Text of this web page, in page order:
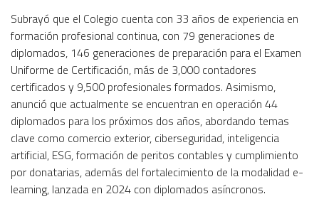
Subrayó que el Colegio cuenta con 33 años de experiencia en
formación profesional continua, con 79 generaciones de
diplomados, 146 generaciones de preparación para el Examen
Uniforme de Certificación, más de 3,000 contadores
certificados y 9,500 profesionales formados. Asimismo,
anunció que actualmente se encuentran en operación 44
diplomados para los próximos dos años, abordando temas
clave como comercio exterior, ciberseguridad, inteligencia
artificial, ESG, formación de peritos contables y cumplimiento
por donatarias, además del fortalecimiento de la modalidad e-
learning, lanzada en 2024 con diplomados asíncronos.